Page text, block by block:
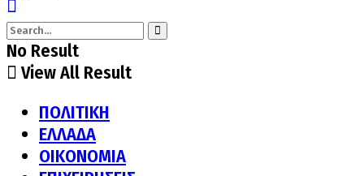
No Result
View All Result
ΠΟΛΙΤΙΚΗ
ΕΛΛΑΔΑ
ΟΙΚΟΝΟΜΙΑ